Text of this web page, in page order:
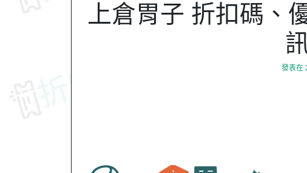
上倉胃子 折扣碼、
發表在